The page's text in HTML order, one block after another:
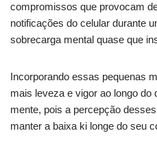
compromissos que provocam
notificações do celular durante
sobrecarga mental quase que
Incorporando essas pequenas
mais leveza e vigor ao longo do
mente, pois a percepção
manter a baixa ki longe do seu